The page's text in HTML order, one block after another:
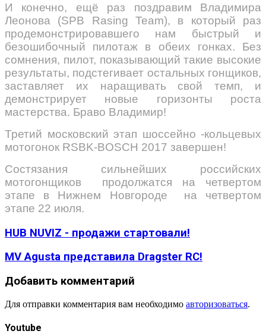
И конечно, ещё раз поздравим Владимира
Леонова (SPB Rasing Team), в который раз
продемонстрировавшего нам быстрый и
безошибочный пилотаж в обеих гонках. Без
сомнения, пилот, показывающий такие высокие
результаты, подстегивает остальных гонщиков,
заставляет их наращивать свой темп, и
демонстрирует новые горизонты роста
мастерства. Браво Владимир!
Третий московский этап шоссейно -кольцевых
мотогонок RSBK-BOSCH 2017 завершен!
Состязания сильнейших российских
мотогонщиков продолжатся на четвертом
этапе в Нижнем Новгороде на четвертом
этапе 22 июля.
HUB NUVIZ - продажи стартовали!
MV Agusta представила Dragster RC!
Добавить комментарий
Для отправки комментария вам необходимо авторизоваться.
Youtube